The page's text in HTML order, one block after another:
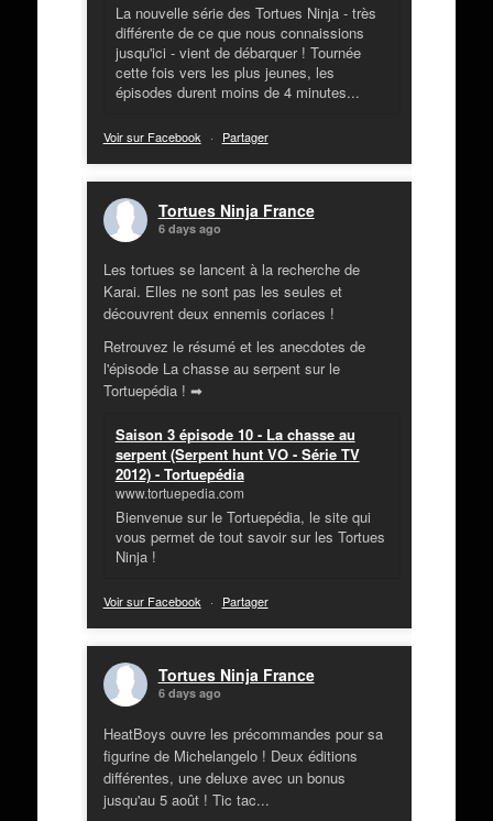
La nouvelle série des Tortues Ninja - très
différente de ce que nous connaissions
jusqu'ici - vient de débarquer ! Tournée
cette fois vers les plus jeunes, les
épisodes durent moins de 4 minutes...
Voir sur Facebook · Partager
Tortues Ninja France
6 days ago
Les tortues se lancent à la recherche de
Karai. Elles ne sont pas les seules et
découvrent deux ennemis coriaces !
Retrouvez le résumé et les anecdotes de
l'épisode La chasse au serpent sur le
Tortuepédia ! ➡
Saison 3 épisode 10 - La chasse au
serpent (Serpent hunt VO - Série TV
2012) - Tortuepédia
www.tortuepedia.com
Bienvenue sur le Tortuepédia, le site qui
vous permet de tout savoir sur les Tortues
Ninja !
Voir sur Facebook · Partager
Tortues Ninja France
6 days ago
HeatBoys ouvre les précommandes pour sa
figurine de Michelangelo ! Deux éditions
différentes, une deluxe avec un bonus
jusqu'au 5 août ! Tic tac...